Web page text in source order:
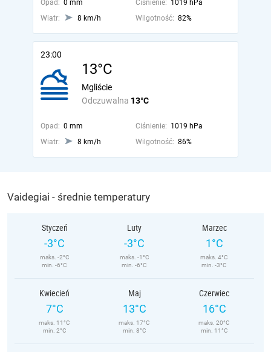
Opad: 0 mm Ciśnienie: 1019 hPa
Wiatr:
8 km/h Wilgotność: 82%
23:00
13°C
Odczuwalna 13°C
Mgliście
Opad: 0 mm Ciśnienie: 1019 hPa
Wiatr:
8 km/h Wilgotność: 86%
Vaidegiai - średnie temperatury
Styczeń
-3°C
maks. -2°C
min. -6°C
Luty
-3°C
maks. -1°C
min. -6°C
Marzec
1°C
maks. 4°C
min. -3°C
Kwiecień
7°C
maks. 11°C
min. 2°C
Maj
13°C
maks. 17°C
min. 8°C
Czerwiec
16°C
maks. 20°C
min. 11°C